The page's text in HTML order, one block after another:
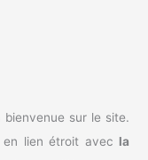
bienvenue sur le site.
en lien étroit avec la